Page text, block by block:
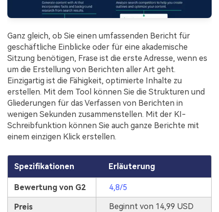
Ganz gleich, ob Sie einen umfassenden Bericht für
geschäftliche Einblicke oder für eine akademische
Sitzung benötigen, Frase ist die erste Adresse, wenn es
um die Erstellung von Berichten aller Art geht.
Einzigartig ist die Fähigkeit, optimierte Inhalte zu
erstellen. Mit dem Tool können Sie die Strukturen und
Gliederungen für das Verfassen von Berichten in
wenigen Sekunden zusammenstellen. Mit der KI-
Schreibfunktion können Sie auch ganze Berichte mit
einem einzigen Klick erstellen.
Spezifikationen Erläuterung
Bewertung von G2 4,8/5
Preis Beginnt von 14,99 USD